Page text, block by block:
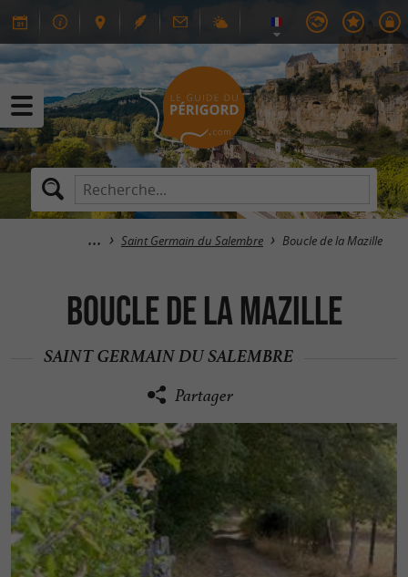
Saint Germain du Salembre Boucle de la Mazille
Boucle de la Mazille
SAINT GERMAIN DU SALEMBRE
Partager